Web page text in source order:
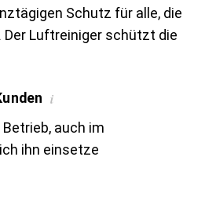
Schutz für alle, die
Der Luftreiniger schützt die
i
auch im
ihn einsetze